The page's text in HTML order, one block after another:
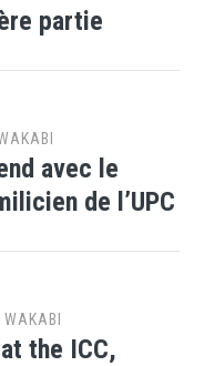
partie
avec le
de l’UPC
the ICC,